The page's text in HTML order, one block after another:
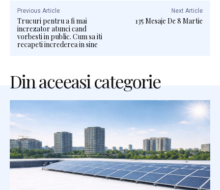
Previous Article
Trucuri pentru a fi mai
increzator atunci cand
vorbesti in public. Cum sa iti
recapeti increderea in sine
Next Article
135 Mesaje De 8 Martie
Din aceeasi categorie